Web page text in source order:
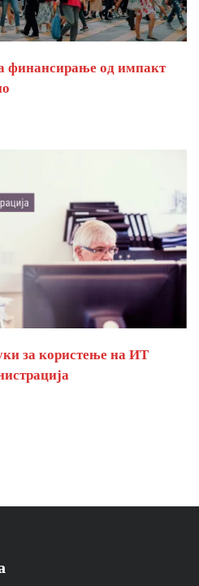
финансирање од импакт
за користење на ИТ